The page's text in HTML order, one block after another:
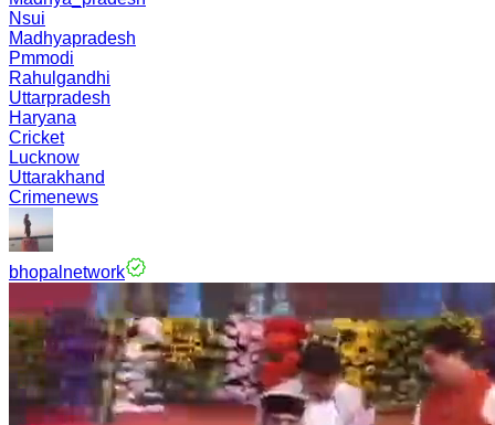
Nsui
Madhyapradesh
Pmmodi
Rahulgandhi
Uttarpradesh
Haryana
Cricket
Lucknow
Uttarakhand
Crimenews
bhopalnetwork